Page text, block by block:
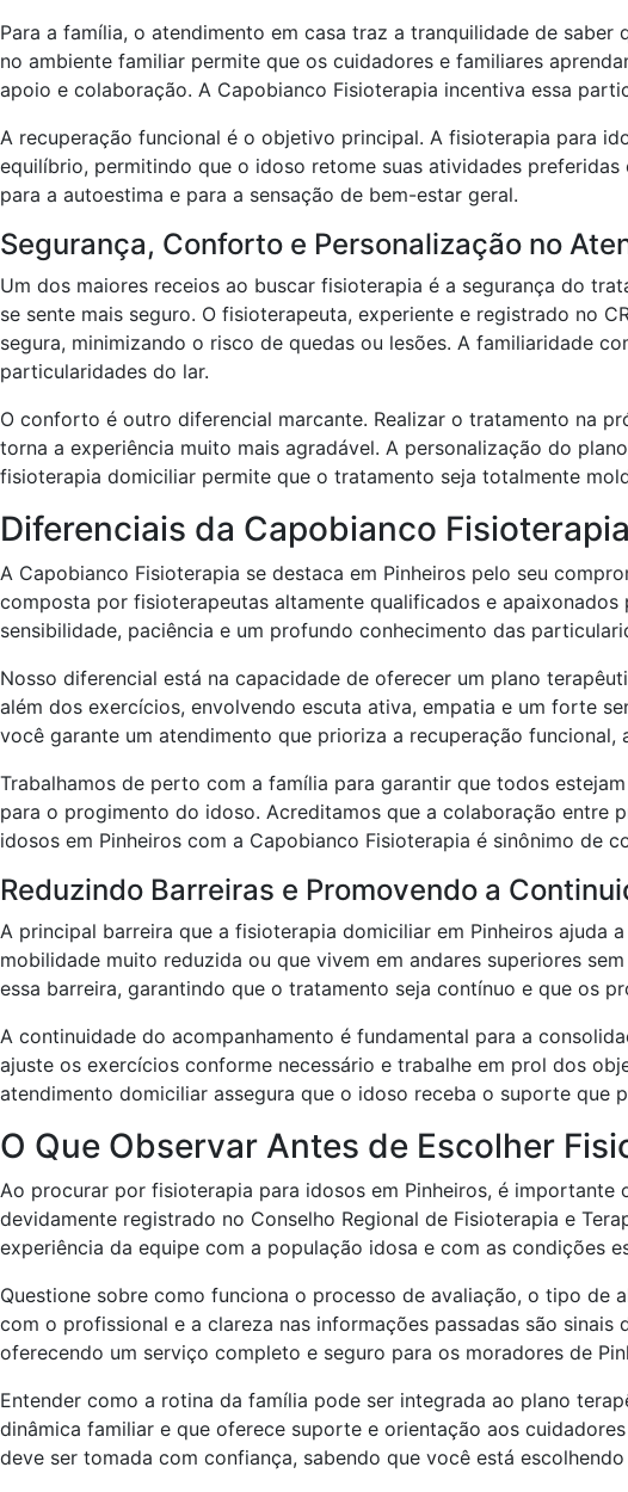
Para a família, o atendimento em casa traz a tranquilidade de
no ambiente familiar permite que os cuidadores e familiares
apoio e colaboração. A Capobianco Fisioterapia incentiva essa
A recuperação funcional é o objetivo principal. A fisioterapia para
equilíbrio, permitindo que o idoso retome suas atividades
para a autoestima e para a sensação de bem-estar geral.
Segurança, Conforto e Personalização no
Um dos maiores receios ao buscar fisioterapia é a segurança do
se sente mais seguro. O fisioterapeuta, experiente e registrado no
segura, minimizando o risco de quedas ou lesões. A familiaridade
particularidades do lar.
O conforto é outro diferencial marcante. Realizar o tratamento na
torna a experiência muito mais agradável. A personalização do
fisioterapia domiciliar permite que o tratamento seja totalmente
Diferenciais da Capobianco
A Capobianco Fisioterapia se destaca em Pinheiros pelo seu
composta por fisioterapeutas altamente qualificados e
sensibilidade, paciência e um profundo conhecimento das
Nosso diferencial está na capacidade de oferecer um plano
além dos exercícios, envolvendo escuta ativa, empatia e um forte
você garante um atendimento que prioriza a recuperação funcional,
Trabalhamos de perto com a família para garantir que todos
para o progimento do idoso. Acreditamos que a colaboração entre
idosos em Pinheiros com a Capobianco Fisioterapia é sinônimo de
Reduzindo Barreiras e Promovendo a
A principal barreira que a fisioterapia domiciliar em Pinheiros ajuda
mobilidade muito reduzida ou que vivem em andares superiores
essa barreira, garantindo que o tratamento seja contínuo e que os
A continuidade do acompanhamento é fundamental para a
ajuste os exercícios conforme necessário e trabalhe em prol dos
atendimento domiciliar assegura que o idoso receba o suporte que
O Que Observar Antes de Escolher
Ao procurar por fisioterapia para idosos em Pinheiros, é
devidamente registrado no Conselho Regional de Fisioterapia e
experiência da equipe com a população idosa e com as condições
Questione sobre como funciona o processo de avaliação, o tipo
com o profissional e a clareza nas informações passadas são
oferecendo um serviço completo e seguro para os moradores de
Entender como a rotina da família pode ser integrada ao plano
dinâmica familiar e que oferece suporte e orientação aos
deve ser tomada com confiança, sabendo que você está